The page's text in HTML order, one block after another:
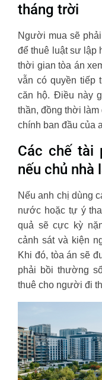
tháng trời
Người mua sẽ
để thuê luật sư lập
thời gian tòa án
vẫn có quyền tiếp
căn hộ. Điều này
thần, đồng thời làm
chính ban đầu của
Các chế tài
nếu chủ nhà
Nếu anh chị dùng
nước hoặc tự ý
quả sẽ cực kỳ
cảnh sát và kiện
Khi đó, tòa án sẽ
phải bồi thường
thuê cho người đi